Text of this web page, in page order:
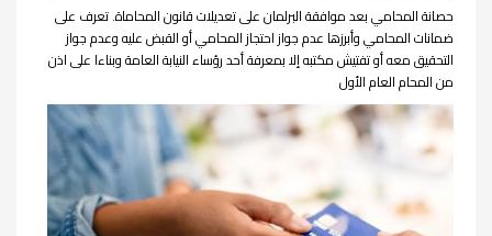
حصانة المحامي بعد موافقة البرلمان على تعديلات قانون المحاماة. تعرف على
ضمانات المحامي وأبرزها عدم جواز احتجاز المحامي أو القبض عليه وعدم جواز
التحقيق معه أو تفتيش مكتبه إلا بمعرفة أحد رؤساء النيابة العامة وبناءا على اذن
من المحام العام الأول